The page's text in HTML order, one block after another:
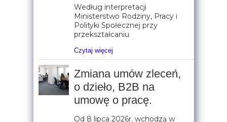
Według interpretacji
Ministerstwo Rodziny, Pracy i
Polityki Społecznej przy
przekształcaniu
Czytaj więcej
Zmiana umów zleceń,
o dzieło, B2B na
umowę o pracę.
Od 8 lipca 2026r. wchodzą w